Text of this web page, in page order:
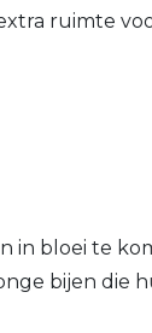
ruimte
in bloei te
bijen die